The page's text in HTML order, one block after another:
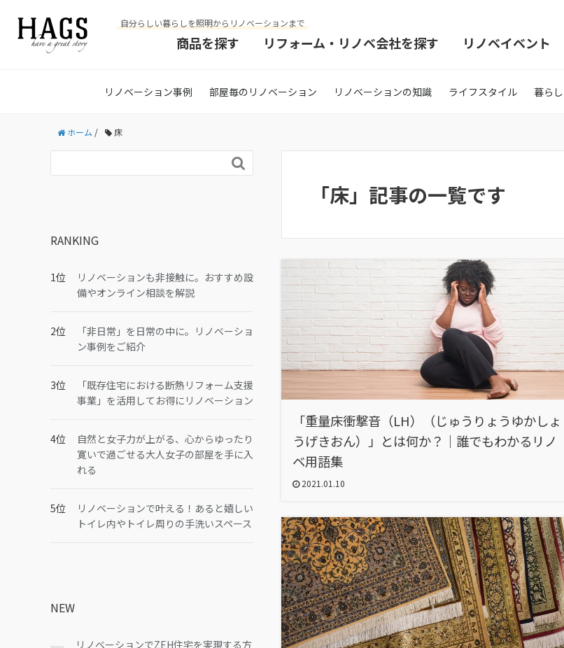
自分らしい暮らしを照明からリノベーションまで
商品を探す リフォーム・リノベ会社を探す リノベイベント
リノベーション事例 部屋毎のリノベーション リノベーションの知識 ライフスタイル 暮ら
ホーム / 床
「床」記事の一覧です
「重量床衝撃音（LH）（じゅうりょうゆかしょ
うげきおん）」とは何か？｜誰でもわかるリノ
ベ用語集
2021.01.10

RANKING
リノベーションも非接触に。おすすめ設
備やオンライン相談を解説
「非日常」を日常の中に。リノベーショ
ン事例をご紹介
「既存住宅における断熱リフォーム支援
事業」を活用してお得にリノベーション
自然と女子力が上がる、心からゆったり
寛いで過ごせる大人女子の部屋を手に入
れる
リノベーションで叶える！あると嬉しい
トイレ内やトイレ周りの手洗いスペース
NEW
リノベーションでZEH住宅を実現する方